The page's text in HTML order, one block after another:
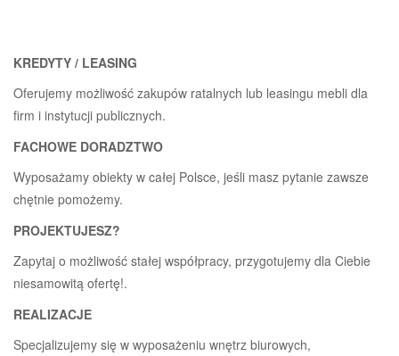
KREDYTY / LEASING
Oferujemy możliwość zakupów ratalnych lub leasingu mebli dla
firm i instytucji publicznych.
FACHOWE DORADZTWO
Wyposażamy obiekty w całej Polsce, jeśli masz pytanie zawsze
chętnie pomożemy.
PROJEKTUJESZ?
Zapytaj o możliwość stałej współpracy, przygotujemy dla Ciebie
niesamowitą ofertę!.
REALIZACJE
Specjalizujemy się w wyposażeniu wnętrz biurowych,